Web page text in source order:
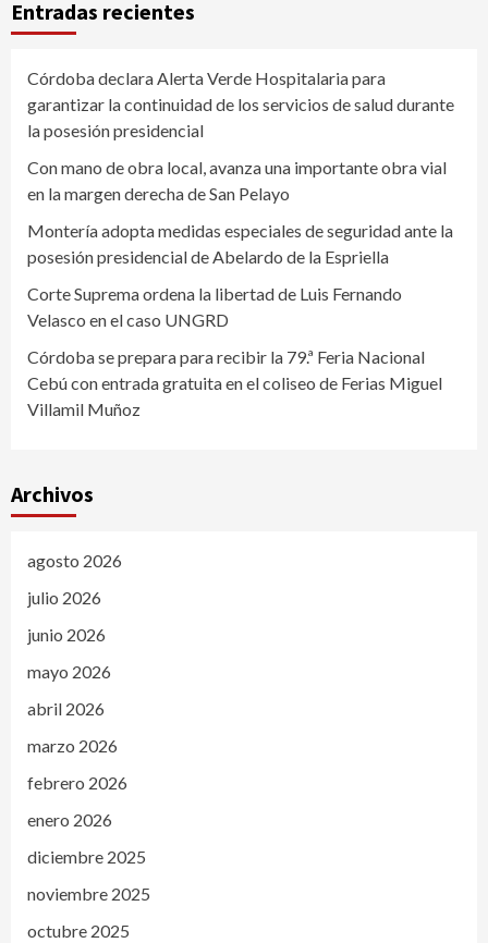
Entradas recientes
Córdoba declara Alerta Verde Hospitalaria para
garantizar la continuidad de los servicios de salud durante
la posesión presidencial
Con mano de obra local, avanza una importante obra vial
en la margen derecha de San Pelayo
Montería adopta medidas especiales de seguridad ante la
posesión presidencial de Abelardo de la Espriella
Corte Suprema ordena la libertad de Luis Fernando
Velasco en el caso UNGRD
Córdoba se prepara para recibir la 79.ª Feria Nacional
Cebú con entrada gratuita en el coliseo de Ferias Miguel
Villamil Muñoz
Archivos
agosto 2026
julio 2026
junio 2026
mayo 2026
abril 2026
marzo 2026
febrero 2026
enero 2026
diciembre 2025
noviembre 2025
octubre 2025